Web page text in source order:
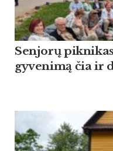
Sen­jorų
gy­ve­nimą čia ir